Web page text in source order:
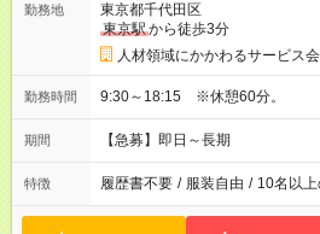
勤務地
東京都千代田区
東京駅から徒歩3分
人材領域にかかわるサービス
勤務時間 9:30～18:15 ※休憩60分。
期間 【急募】即日～長期
特徴 履歴書不要 / 服装自由 / 10名以